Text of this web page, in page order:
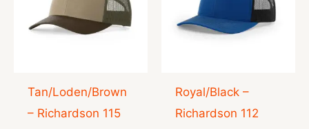
Tan/Loden/Brown
– Richardson 115
Royal/Black –
Richardson 112